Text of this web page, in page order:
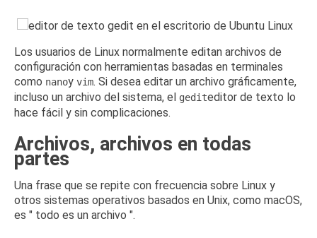
Los usuarios de Linux normalmente editan archivos de
configuración con herramientas basadas en terminales
como nanoy vim. Si desea editar un archivo gráficamente,
incluso un archivo del sistema, el gediteditor de texto lo
hace fácil y sin complicaciones.
Archivos, archivos en todas
partes
Una frase que se repite con frecuencia sobre Linux y
otros sistemas operativos basados ​​en Unix, como macOS,
es " todo es un archivo ".